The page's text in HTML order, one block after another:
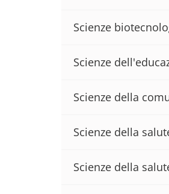
Scienze
Scienze
Scienze della
Scienze della
Scienze della